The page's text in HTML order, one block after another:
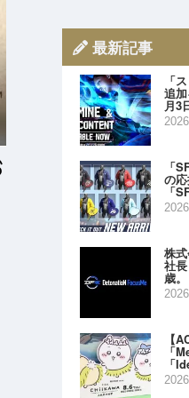
最新記事
「
追
月3
「
の
「
株
社
歳。
【
「
「